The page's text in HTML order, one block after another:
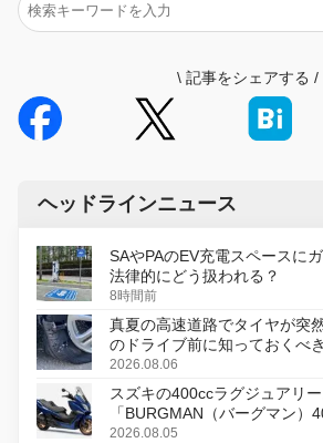
\ 記事をシェアする /
ヘッドラインニュース
SAやPAのEV充電スペースに
法律的にどう扱われる？
8時間前
真夏の高速道路でタイヤが突
のドライブ前に知っておくべ
2026.08.06
スズキの400ccラグジュアリ
「BURGMAN（バーグマン）
変更し、8月18日に発売
2026.08.05